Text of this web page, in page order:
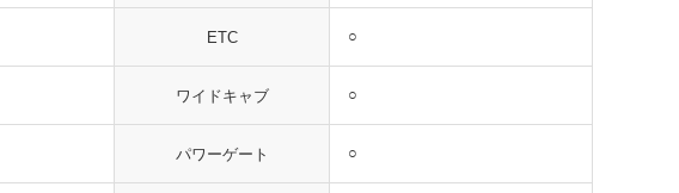
ETC ○
ワイドキャブ ○
パワーゲート ○